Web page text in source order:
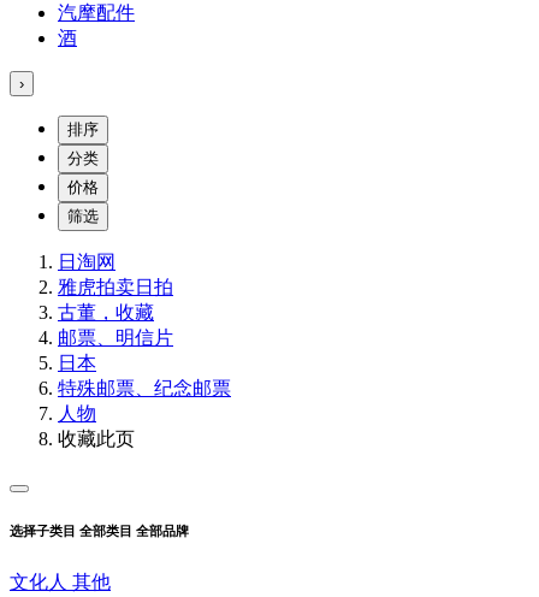
汽摩配件
酒
›
排序
分类
价格
筛选
日淘网
雅虎拍卖日拍
古董，收藏
邮票、明信片
日本
特殊邮票、纪念邮票
人物
收藏此页
选择子类目 全部类目 全部品牌
文化人 其他